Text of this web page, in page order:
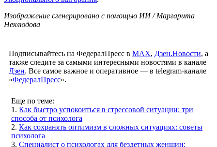
Изображение сгенерировано с помощью ИИ / Маргарита
Неклюдова
Подписывайтесь на ФедералПресс в МАХ, Дзен.Новости, а
также следите за самыми интересными новостями в канале
Дзен. Все самое важное и оперативное — в telegram-канале
«ФедералПресс».
Еще по теме:
1. Как быстро успокоиться в стрессовой ситуации: три
способа от психолога
2. Как сохранять оптимизм в сложных ситуациях: советы
психолога
3. Специалист о психологах для бездетных женщин: